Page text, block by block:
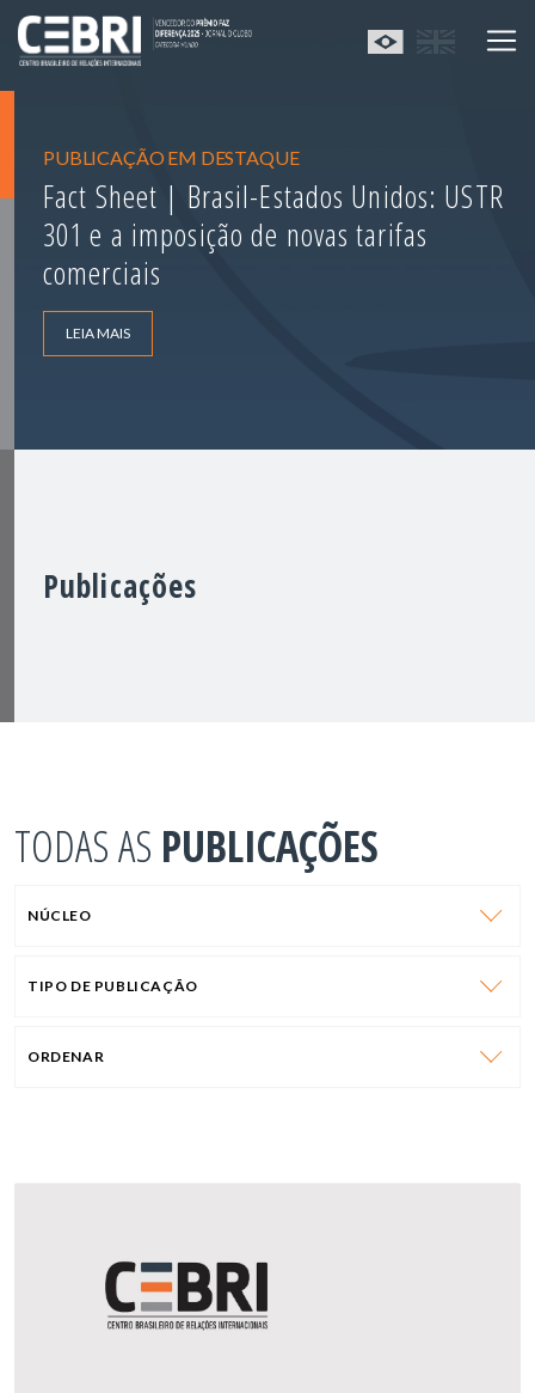
PUBLICAÇÃO EM DESTAQUE
Fact Sheet | Brasil-Estados Unidos: USTR
301 e a imposição de novas tarifas
comerciais
LEIA MAIS
Publicações
TODAS AS PUBLICAÇÕES
NÚCLEO
TIPO DE PUBLICAÇÃO
ORDENAR